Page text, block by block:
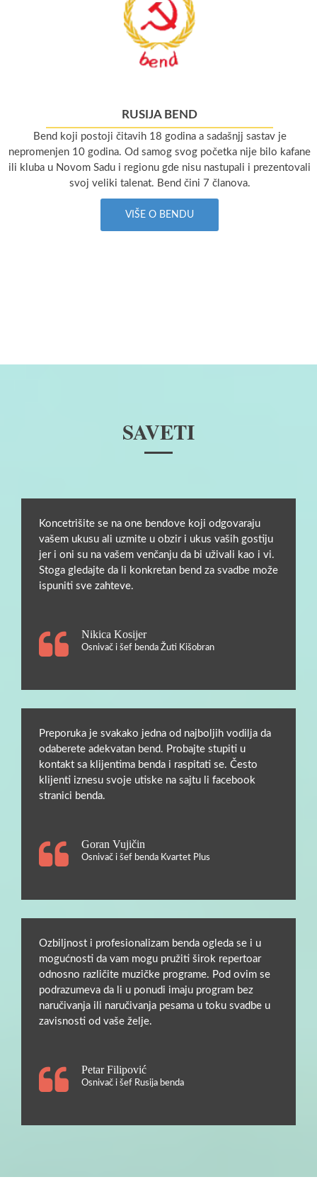
RUSIJA BEND
Bend koji postoji čitavih 18 godina a sadašnjj sastav je
nepromenjen 10 godina. Od samog svog početka nije bilo kafane
ili kluba u Novom Sadu i regionu gde nisu nastupali i prezentovali
svoj veliki talenat. Bend čini 7 članova.
VIŠE O BENDU
SAVETI
Koncetrišite se na one bendove koji odgovaraju
vašem ukusu ali uzmite u obzir i ukus vaših gostiju
jer i oni su na vašem venčanju da bi uživali kao i vi.
Stoga gledajte da li konkretan bend za svadbe može
ispuniti sve zahteve.
Nikica Kosijer
Osnivač i šef benda Žuti Kišobran
Preporuka je svakako jedna od najboljih vodilja da
odaberete adekvatan bend. Probajte stupiti u
kontakt sa klijentima benda i raspitati se. Često
klijenti iznesu svoje utiske na sajtu li facebook
stranici benda.
Goran Vujičin
Osnivač i šef benda Kvartet Plus
Ozbiljnost i profesionalizam benda ogleda se i u
mogućnosti da vam mogu pružiti širok repertoar
odnosno različite muzičke programe. Pod ovim se
podrazumeva da li u ponudi imaju program bez
naručivanja ili naručivanja pesama u toku svadbe u
zavisnosti od vaše želje.
Petar Filipović
Osnivač i šef Rusija benda